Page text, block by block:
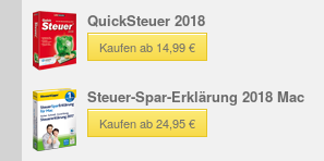
QuickSteuer 2018
Kaufen ab 14,99 €
Steuer-Spar-Erklärung 2018 Mac
Kaufen ab 24,95 €